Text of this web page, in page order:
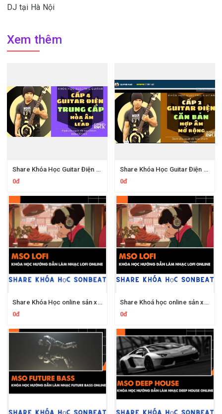
DJ tại Hà Nội
Xem thêm
Share Khóa Học Guitar Điện Trung cấp Của Cụ Minh Rock
0đ
Share Khóa Học Guitar Điện Cơ Bản Của Cụ Minh Rock
0đ
Share Khóa Học online sản xuất âm nhạc cơ bản bằng FL Studio - MSO Basic của Sonbeat
0đ
Share Khoá học online sản xuất dòng nhạc Lo-Fi nâng cao online - MSO Lo-F của Sonbeat
0đ